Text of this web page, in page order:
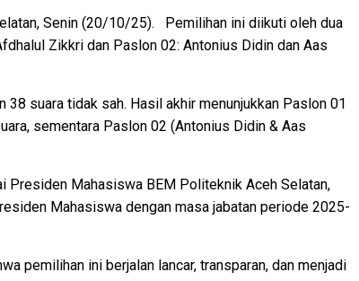
Senin (20/10/25). Pemilihan ini diikuti oleh dua
Zikkri dan Paslon 02: Antonius Didin dan Aas
suara tidak sah. Hasil akhir menunjukkan Paslon 01
sementara Paslon 02 (Antonius Didin & Aas
Presiden Mahasiswa BEM Politeknik Aceh Selatan,
Mahasiswa dengan masa jabatan periode 2025-
pemilihan ini berjalan lancar, transparan, dan menjadi